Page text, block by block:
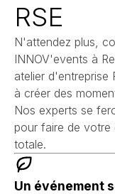
RSE
N'attendez plus,
INNOV'events à
atelier d'entreprise
à créer des
Nos experts se
pour faire de votre
totale.
Un événement